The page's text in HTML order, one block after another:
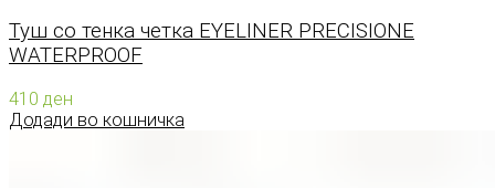
Туш со тенка четка EYELINER PRECISIONE
WATERPROOF
410 ден
Додади во кошничка